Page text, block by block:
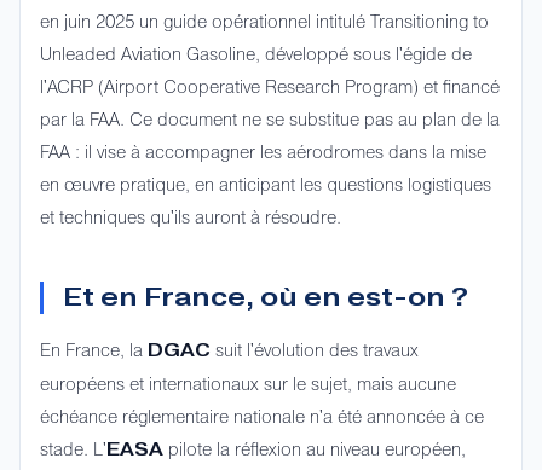
en juin 2025 un guide opérationnel intitulé Transitioning to
Unleaded Aviation Gasoline, développé sous l'égide de
l'ACRP (Airport Cooperative Research Program) et financé
par la FAA. Ce document ne se substitue pas au plan de la
FAA : il vise à accompagner les aérodromes dans la mise
en œuvre pratique, en anticipant les questions logistiques
et techniques qu'ils auront à résoudre.
Et en France, où en est-on ?
En France, la DGAC suit l'évolution des travaux
européens et internationaux sur le sujet, mais aucune
échéance réglementaire nationale n'a été annoncée à ce
stade. L'EASA pilote la réflexion au niveau européen,